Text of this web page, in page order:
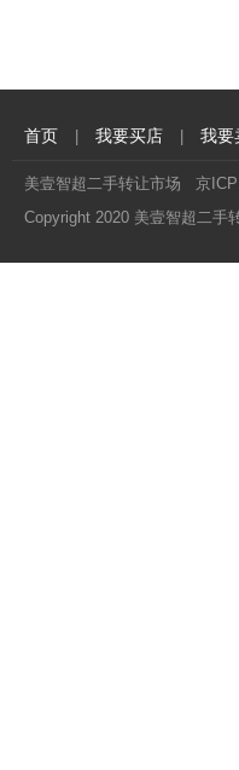
首页 我要买店 我要
美壹智超二手转让市场 京
Copyright 2020 美壹智超二